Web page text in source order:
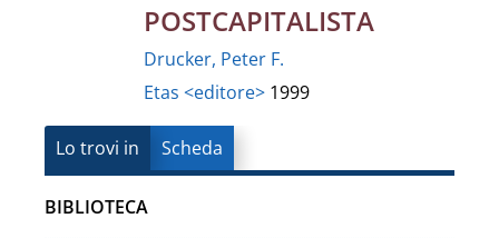
POSTCAPITALISTA
Drucker, Peter F.
Etas <editore> 1999
Lo trovi in Scheda
BIBLIOTECA